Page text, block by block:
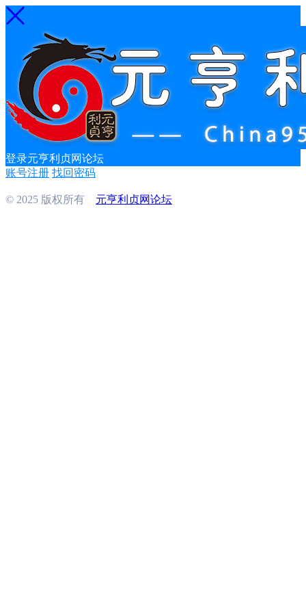
登录元亨利贞网论坛
账号注册 找回密码
© 2025 版权所有 元亨利贞网论坛